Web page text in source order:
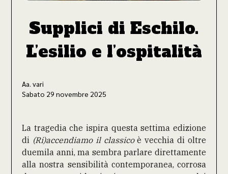
Supplici di Eschilo.
L’esilio e l’ospitalità
Aa. vari
Sabato 29 novembre 2025
La tragedia che ispira questa settima edizione
di (Ri)accendiamo il classicoè vecchia di oltre
duemila anni, ma sembra parlare direttamente
alla nostra sensibilità contemporanea, corrosa